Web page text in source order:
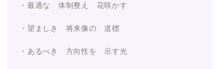
・最適な 体制整え 花咲かす
・望ましき 将来像の 道標
・あるべき 方向性を 示す光